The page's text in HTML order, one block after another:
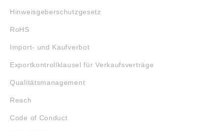
Hinweisgeberschutzgesetz
RoHS
Import- und Kaufverbot
Exportkontrollklausel für Verkaufsverträge
Qualitätsmanagement
Reach
Code of Conduct